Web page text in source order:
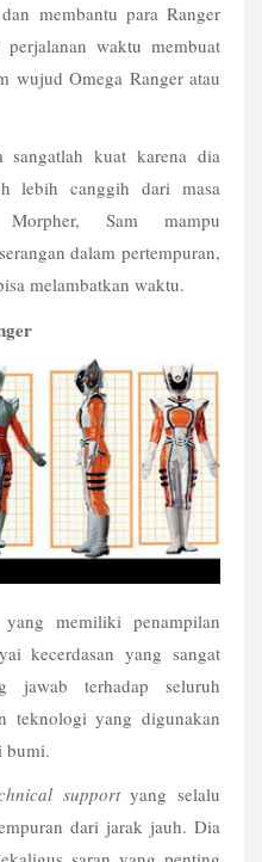
membantu para Ranger
waktu membuat
wujud Omega Ranger atau
sangatlah kuat karena dia
lebih canggih dari masa
Sam mampu
dalam pertempuran,
melambatkan waktu.
memiliki penampilan
kecerdasan yang sangat
jawab terhadap seluruh
teknologi yang digunakan
bumi.
support yang selalu
dari jarak jauh. Dia